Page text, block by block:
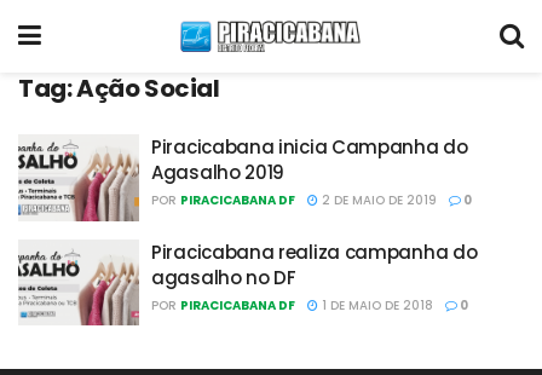
Tag:Ação Social
Piracicabana inicia Campanha do
Agasalho 2019
POR PIRACICABANA DF 2 DE MAIO DE 2019 0
Piracicabana realiza campanha do
agasalho no DF
POR PIRACICABANA DF 1 DE MAIO DE 2018 0